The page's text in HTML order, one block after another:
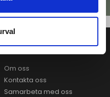
ALERA
Om oss
Kontakta oss
Samarbeta med oss